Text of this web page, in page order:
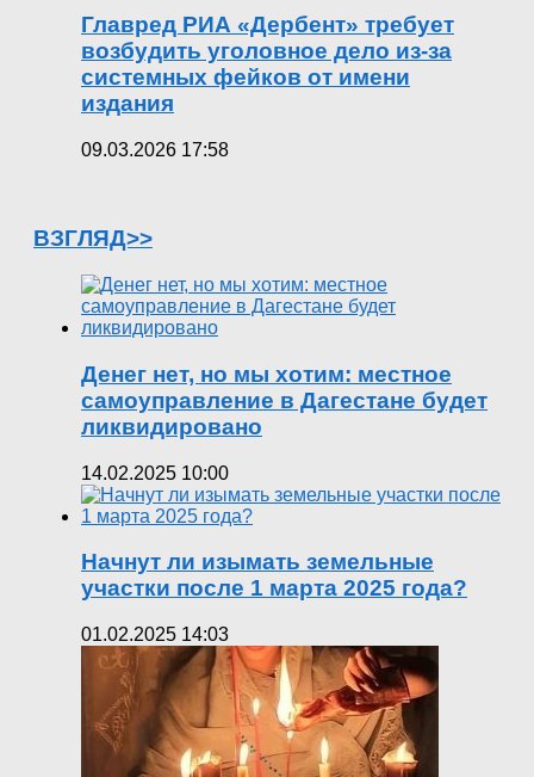
Главред РИА «Дербент» требует
возбудить уголовное дело из-за
системных фейков от имени
издания
09.03.2026 17:58
ВЗГЛЯД>>
Денег нет, но мы хотим: местное
самоуправление в Дагестане будет
ликвидировано
14.02.2025 10:00
Начнут ли изымать земельные
участки после 1 марта 2025 года?
01.02.2025 14:03